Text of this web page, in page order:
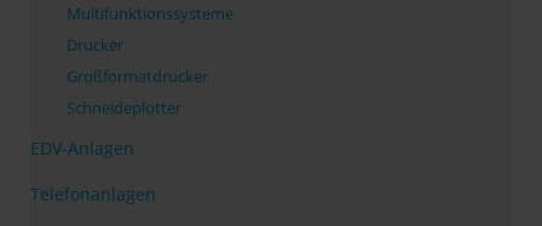
Multifunktionssysteme
Drucker
Großformatdrucker
Schneideplotter
EDV-Anlagen
Telefonanlagen